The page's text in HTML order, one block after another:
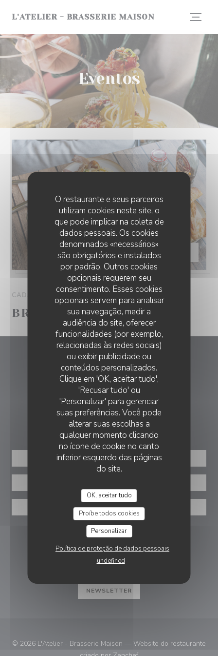
O restaurante e seus parceiros
utilizam cookies neste site, o
que pode implicar na coleta de
dados pessoais. Os cookies
denominados «necessários»
são obrigatórios e instalados
por padrão. Outros cookies
opcionais requerem seu
consentimento. Esses cookies
opcionais servem para analisar
sua navegação, medir a
audiência do site, oferecer
funcionalidades (por exemplo,
relacionadas às redes sociais)
ou exibir publicidade ou
conteúdos personalizados.
Clique em 'OK, aceitar tudo',
'Recusar tudo' ou
'Personalizar' para gerenciar
suas preferências. Você pode
alterar suas escolhas a
qualquer momento clicando
no ícone de cookie no canto
inferior esquerdo das páginas
do site.
OK, aceitar tudo
Proíbe todos cookies
Personalizar
Política de proteção de dados pessoais
undefined
L'ATELIER - BRASSERIE MAISON
Eventos
AVALIAR —
CADA DOMINGO DO 12H00 NO 14H30
BRUNCH
L'Atelier - Brasserie Maison
1 rue des Cévennes 68390 Sausheim
03 89 61 84 84
RESERVA
RESERVAR UMA MESA
VOUCHERS
SIGA-NOS
NEWSLETTER
© 2026 L'Atelier - Brasserie Maison — Website do restaurante
L'ATELIER - BRASSERIE MAISON